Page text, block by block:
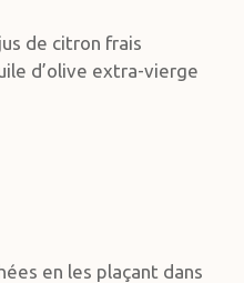
de citron frais
d’olive extra-vierge
en les plaçant dans